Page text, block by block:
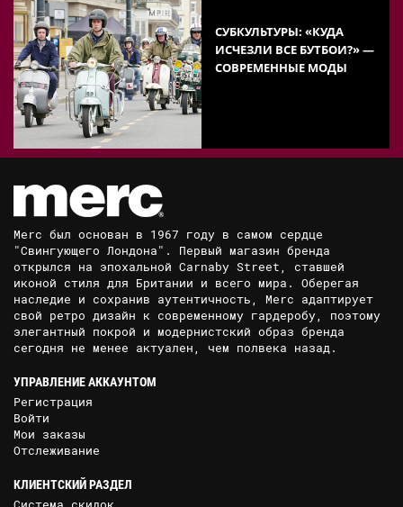
СУБКУЛЬТУРЫ: «КУДА
ИСЧЕЗЛИ ВСЕ БУТБОИ?» —
СОВРЕМЕННЫЕ МОДЫ
Merc был основан в 1967 году в самом сердце
"Свингующего Лондона". Первый магазин бренда
открылся на эпохальной Carnaby Street, ставшей
иконой стиля для Британии и всего мира. Оберегая
наследие и сохранив аутентичность, Merc адаптирует
свой ретро дизайн к современному гардеробу, поэтому
элегантный покрой и модернистский образ бренда
сегодня не менее актуален, чем полвека назад.
УПРАВЛЕНИЕ АККАУНТОМ
Регистрация
Войти
Мои заказы
Отслеживание
КЛИЕНТСКИЙ РАЗДЕЛ